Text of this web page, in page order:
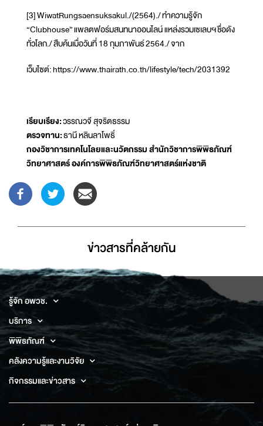
[3] WiwatRungsaensuksakul./(2564)./ ทำความรู้จัก
“Clubhouse” แพลตฟอร์มสนทนาออนไลน์ แหล่งรวมเซเลบฯ ชื่อดัง
ทั่วโลก./ สืบค้นเมื่อวันที่ 18 กุมภาพันธ์ 2564./ จาก
เว็บไซต์: https://www.thairath.co.th/lifestyle/tech/2031392
เรียบเรียง:วรรณวจี สุจริตธรรม
ตรวจทาน:ธานี หลินลาโพธิ์
กองวิชาการเทคโนโลยและนวัตกรรม สำนักวิชาการพิพิธภัณฑ์
วิทยาศาสตร์ องค์การพิพิธภัณฑ์วิทยาศาสตร์แห่งชาติ
ข่าวสารที่่คล้ายกัน
รู้จัก อพวช.
บริการ
พิพิธภัณฑ์
คลังความรู้และงานวิจัย
กิจกรรมและข่าวสาร